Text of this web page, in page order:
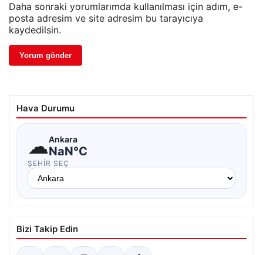
Daha sonraki yorumlarımda kullanılması için adım, e-
posta adresim ve site adresim bu tarayıcıya
kaydedilsin.
Hava Durumu
☁Ankara
NaN°C
ŞEHIR SEÇ
Bizi Takip Edin